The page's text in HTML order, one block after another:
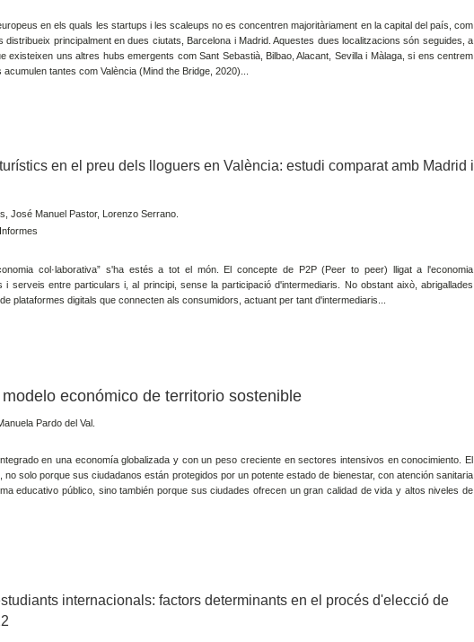
en els quals les startups i les scaleups no es concentren majoritàriament en la capital del país, com
principalment en dues ciutats, Barcelona i Madrid. Aquestes dues localitzacions són seguides, a
existeixen uns altres hubs emergents com Sant Sebastià, Bilbao, Alacant, Sevilla i Màlaga, si ens centrem
tantes com València (Mind the Bridge, 2020)...
en el preu dels lloguers en València: estudi comparat amb Madrid i
José Manuel Pastor, Lorenzo Serrano.
col·laborativa” s'ha estés a tot el món. El concepte de P2P (Peer to peer) lligat a l'economia
i serveis entre particulars i, al principi, sense la participació d'intermediaris. No obstant això, abrigallades
plataformes digitals que connecten als consumidors, actuant per tant d'intermediaris...
económico de territorio sostenible
Pardo del Val.
en una economía globalizada y con un peso creciente en sectores intensivos en conocimiento. El
solo porque sus ciudadanos están protegidos por un potente estado de bienestar, con atención sanitaria
educativo público, sino también porque sus ciudades ofrecen un gran calidad de vida y altos niveles de
internacionals: factors determinants en el procés d'elecció de